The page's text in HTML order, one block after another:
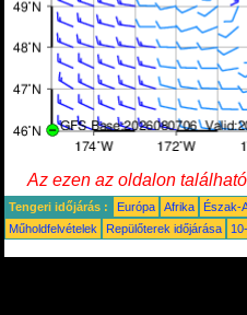
Az ezen az oldalon
Tengeri időjárás : Európa Afrika Észak-
Műholdfelvételek
Repülőterek időjárása